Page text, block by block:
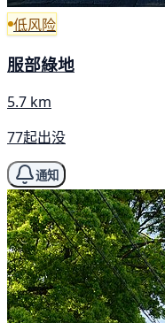
低风险
服部綠地
5.7 km
77起出没
通知